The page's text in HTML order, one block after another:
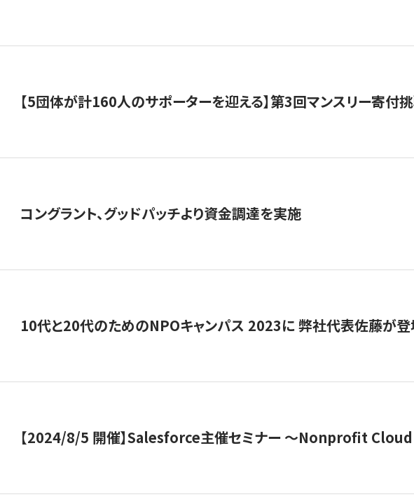
【5団体が計160人のサポーターを迎える】​​第3回マンスリー寄付
コングラント、グッドパッチより資金調達を実施
10代と20代のためのNPOキャンパス 2023に 弊社代表佐藤が
【2024/8/5 開催】Salesforce主催セミナー 〜Nonprofit